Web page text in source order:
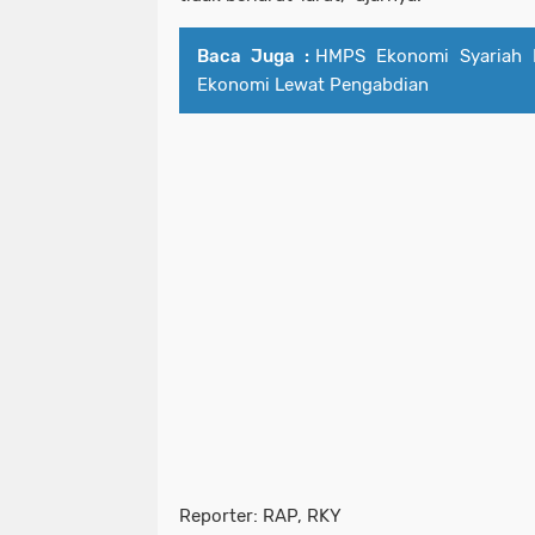
Baca Juga : HMPS Ekonomi Syariah
Ekonomi Lewat Pengabdian
Reporter: RAP, RKY